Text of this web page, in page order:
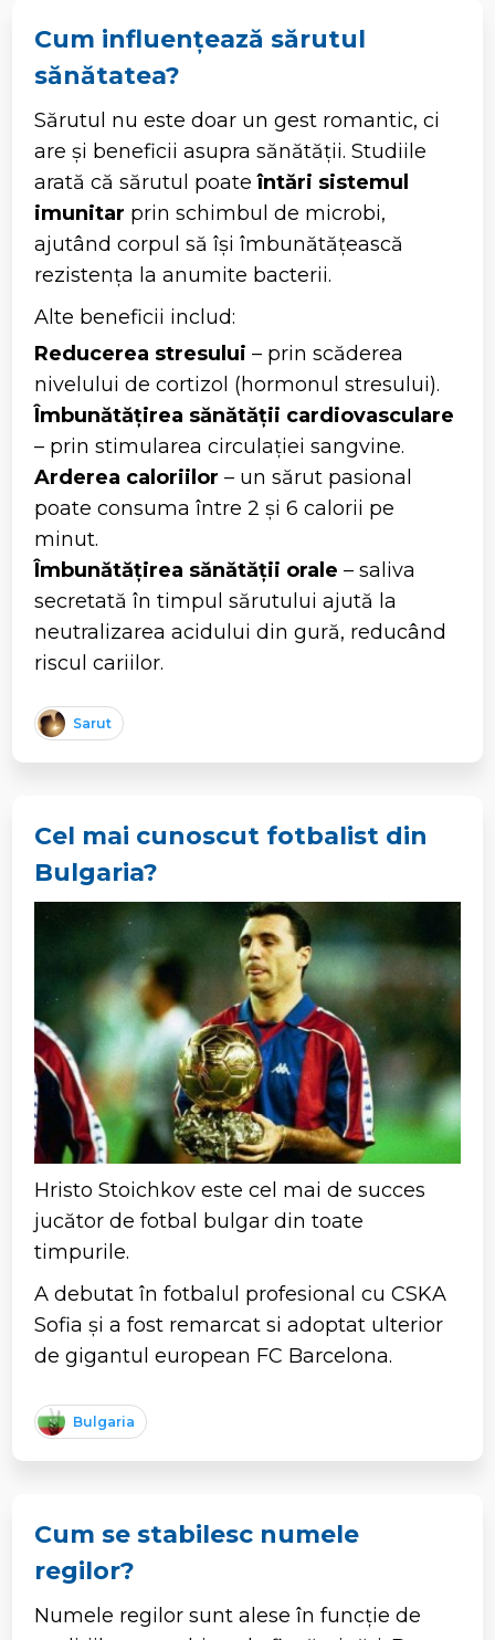
Cum influențează sărutul
sănătatea?
Sărutul nu este doar un gest romantic, ci
are și beneficii asupra sănătății. Studiile
arată că sărutul poateîntări sistemul
imunitar prin schimbul de microbi,
ajutând corpul să își îmbunătățească
rezistența la anumite bacterii.
Alte beneficii includ:
Reducerea stresului – prin scăderea
nivelului de cortizol (hormonul stresului).
Îmbunătățirea sănătății cardiovasculare
– prin stimularea circulației sangvine.
Arderea caloriilor – un sărut pasional
poate consuma între 2 și 6 calorii pe
minut.
Îmbunătățirea sănătății orale – saliva
secretată în timpul sărutului ajută la
neutralizarea acidului din gură, reducând
riscul cariilor.
Sarut
Cel mai cunoscut fotbalist din
Bulgaria?
Hristo Stoichkov este cel mai de succes
jucător de fotbal bulgar din toate
timpurile.
A debutat în fotbalul profesional cu CSKA
Sofia și a fost remarcat si adoptat ulterior
de gigantul european FC Barcelona.
Bulgaria
Cum se stabilesc numele
regilor?
Numele regilor sunt alese în funcție de